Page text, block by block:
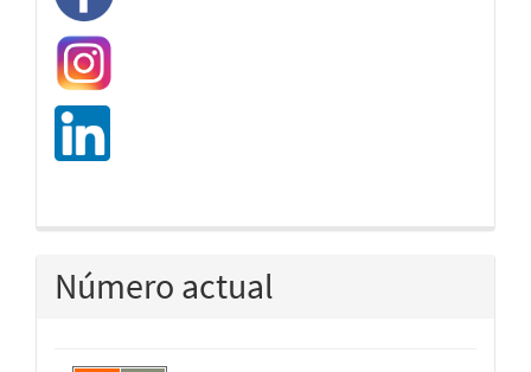
Número actual